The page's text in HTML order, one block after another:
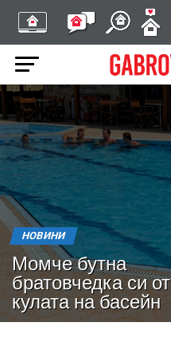
НОВИНИ
Момче бутна
братовчедка си от
кулата на басейн